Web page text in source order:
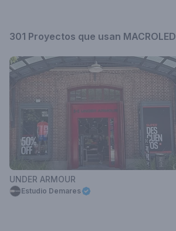
301 Proyectos que usan MACROLED
UNDER ARMOUR
Estudio Demares